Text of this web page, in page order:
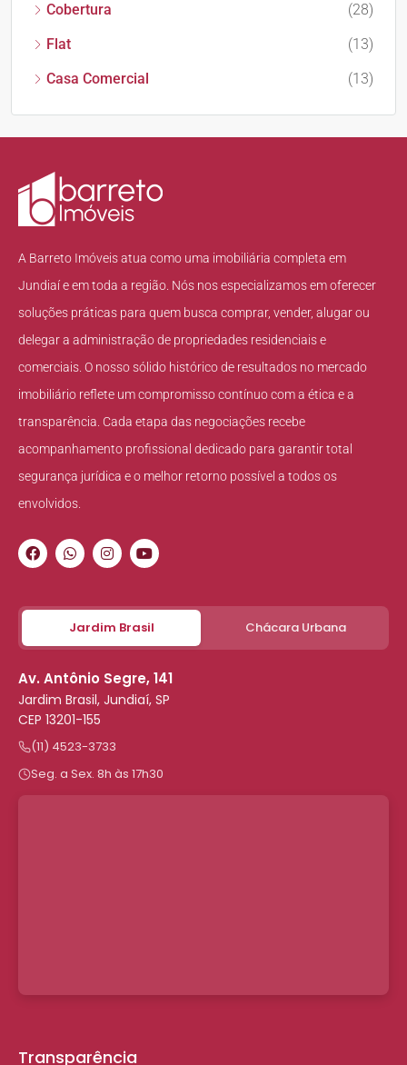
Cobertura
(28)
Flat
(13)
Casa Comercial
(13)
A Barreto Imóveis atua como uma imobiliária completa em
Jundiaí e em toda a região. Nós nos especializamos em oferecer
soluções práticas para quem busca comprar, vender, alugar ou
delegar a administração de propriedades residenciais e
comerciais. O nosso sólido histórico de resultados no mercado
imobiliário reflete um compromisso contínuo com a ética e a
transparência. Cada etapa das negociações recebe
acompanhamento profissional dedicado para garantir total
segurança jurídica e o melhor retorno possível a todos os
envolvidos.
Jardim Brasil Chácara Urbana
Av. Antônio Segre, 141
Jardim Brasil, Jundiaí, SP
CEP 13201-155
(11) 4523-3733
Seg. a Sex. 8h às 17h30
Transparência